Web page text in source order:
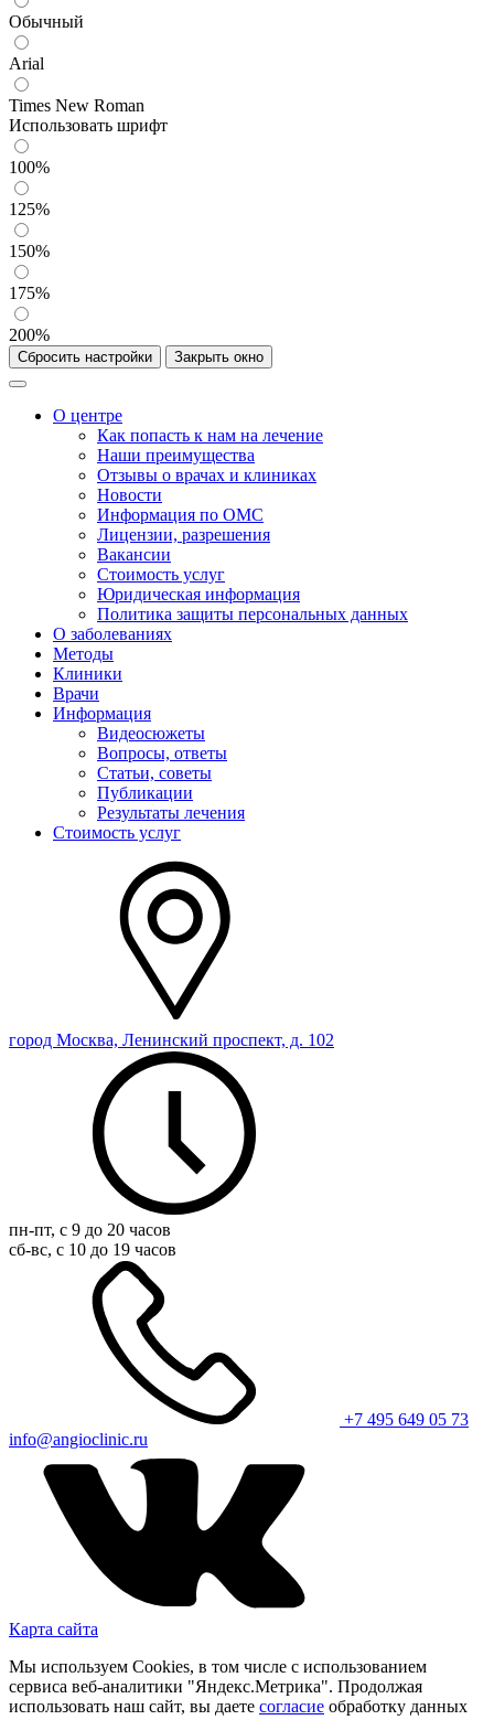
Обычный
Arial
Times New Roman
Использовать шрифт
100%
125%
150%
175%
200%
Сбросить настройки Закрыть окно
О центре
Как попасть к нам на лечение
Наши преимущества
Отзывы о врачах и клиниках
Новости
Информация по ОМС
Лицензии, разрешения
Вакансии
Стоимость услуг
Юридическая информация
Политика защиты персональных данных
О заболеваниях
Методы
Клиники
Врачи
Информация
Видеосюжеты
Вопросы, ответы
Статьи, советы
Публикации
Результаты лечения
Стоимость услуг
город Москва, Ленинский проспект, д. 102
пн-пт, с 9 до 20 часов
сб-вс, с 10 до 19 часов
+7 495 649 05 73
info@angioclinic.ru
Карта сайта
Мы используем Cookies, в том числе с использованием
сервиса веб-аналитики "Яндекс.Метрика". Продолжая
использовать наш сайт, вы даете согласие обработку данных